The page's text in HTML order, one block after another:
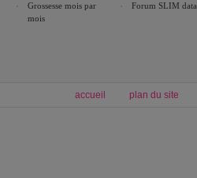
Grossesse mois par
mois
Forum SLIM data
accueil plan du site